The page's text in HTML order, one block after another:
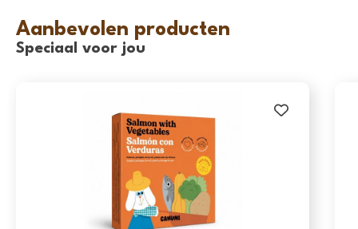
Aanbevolen producten
Speciaal voor jou